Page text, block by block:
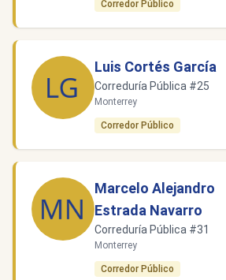
Corredor Público
Luis Cortés García
Correduría Pública #25
Monterrey
Corredor Público
Marcelo Alejandro
Estrada Navarro
Correduría Pública #31
Monterrey
Corredor Público